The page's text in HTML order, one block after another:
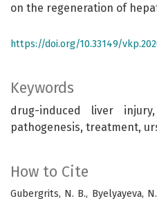
Keywords
drug-induced liver
pathogenesis, treatment,
How to Cite
Gubergrits, N. B., Byelyayeva,
on the regeneration of
https://doi.org/10.33149/